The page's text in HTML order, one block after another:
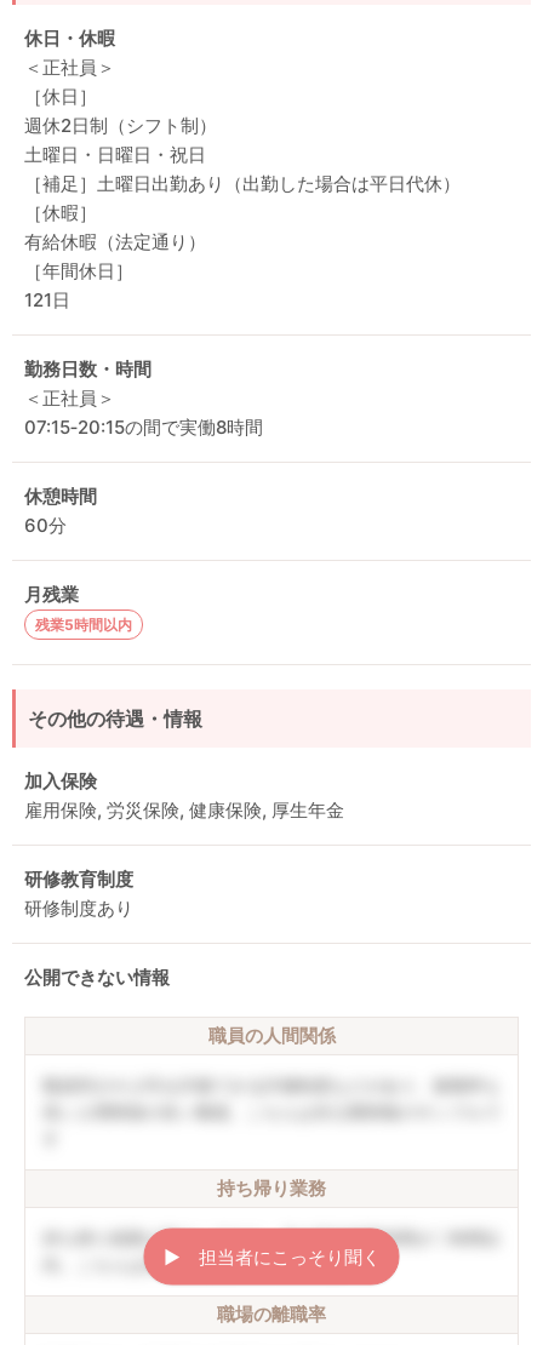
休日・休暇
＜正社員＞
［休日］
週休2日制（シフト制）
土曜日・日曜日・祝日
［補足］土曜日出勤あり（出勤した場合は平日代休）
［休暇］
有給休暇（法定通り）
［年間休日］
121日
勤務日数・時間
＜正社員＞
07:15‐20:15の間で実働8時間
休憩時間
60分
月残業
残業5時間以内
その他の待遇・情報
加入保険
雇用保険, 労災保険, 健康保険, 厚生年金
研修教育制度
研修制度あり
公開できない情報
職員の人間関係
持ち帰り業務
持ち帰り残業は禁止しており、月の平均残業時間が〇時間以
内。こちらは非公開情報のサンプルです
職場の離職率
▶︎ 担当者にこっそり聞く